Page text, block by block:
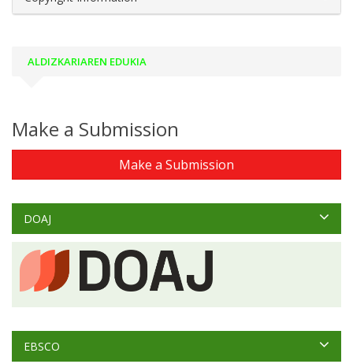
ALDIZKARIAREN EDUKIA
Make a Submission
Make a Submission
DOAJ
EBSCO